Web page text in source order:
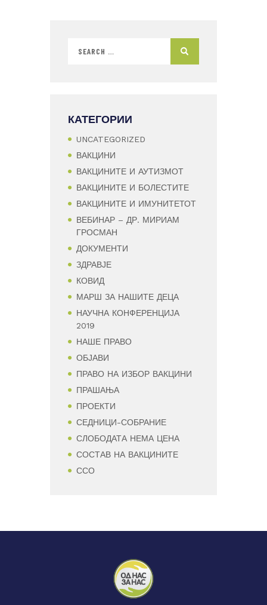
КАТЕГОРИИ
UNCATEGORIZED
ВАКЦИНИ
ВАКЦИНИТЕ И АУТИЗМОТ
ВАКЦИНИТЕ И БОЛЕСТИТЕ
ВАКЦИНИТЕ И ИМУНИТЕТОТ
ВЕБИНАР – ДР. МИРИАМ
ГРОСМАН
ДОКУМЕНТИ
ЗДРАВЈЕ
КОВИД
МАРШ ЗА НАШИТЕ ДЕЦА
НАУЧНА КОНФЕРЕНЦИЈА
2019
НАШЕ ПРАВО
ОБЈАВИ
ПРАВО НА ИЗБОР ВАКЦИНИ
ПРАШАЊА
ПРОЕКТИ
СЕДНИЦИ-СОБРАНИЕ
СЛОБОДАТА НЕМА ЦЕНА
СОСТАВ НА ВАКЦИНИТЕ
ССО